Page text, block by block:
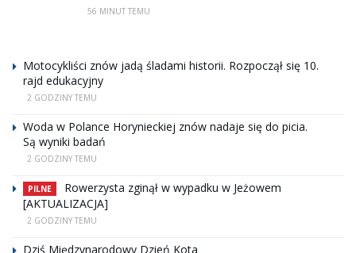
56 MINUT TEMU
Motocykliści znów jadą śladami historii. Rozpoczął się 10.
rajd edukacyjny
2 GODZINY TEMU
Woda w Polance Horynieckiej znów nadaje się do picia.
Są wyniki badań
2 GODZINY TEMU
PILNE
Rowerzysta zginął w wypadku w Jeżowem
[AKTUALIZACJA]
2 GODZINY TEMU
Dziś Międzynarodowy Dzień Kota